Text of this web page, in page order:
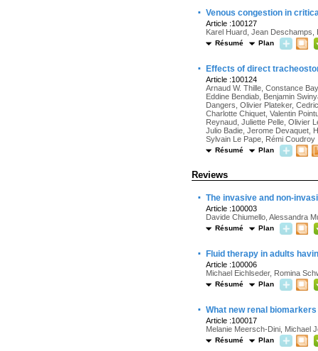
· Venous congestion in
Article :100127
Karel Huard, Jean Deschamps,
Résumé Plan
· Effects of direct
Article :100124
Arnaud W. Thille, Constance
Eddine Bendiab, Benjamin
Dangers, Olivier Plateker,
Charlotte Chiquet, Valentin
Reynaud, Juliette Pelle, Olivier
Julio Badie, Jerome Devaquet,
Sylvain Le Pape, Rémi Coudroy
Résumé Plan
Reviews
· The invasive and non-
Article :100003
Davide Chiumello, Alessandra
Résumé Plan
· Fluid therapy in adults
Article :100006
Michael Eichlseder, Romina
Résumé Plan
· What new renal
Article :100017
Melanie Meersch-Dini, Michael
Résumé Plan